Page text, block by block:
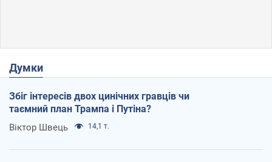
Думки
Збіг інтересів двох цинічних гравців чи
таємний план Трампа і Путіна?
Віктор Швець 14,1 т.